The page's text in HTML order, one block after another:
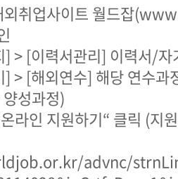
외취업사이트 월드잡
> [이력서관리] 이력서/자
> [해외연수] 해당 연수과
성과정)
라인 지원하기“ 클릭 (지
advnc/